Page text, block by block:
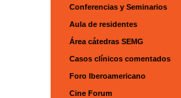
Conferencias y Seminarios
Aula de residentes
Área cátedras SEMG
Casos clínicos comentados
Foro Iberoamericano
Cine Forum